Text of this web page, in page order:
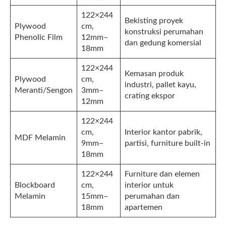
Plywood
Phenolic Film
122×244
cm,
12mm–
18mm
Bekisting proyek
konstruksi perumahan
dan gedung komersial
Plywood
Meranti/Sengon
122×244
cm,
3mm–
12mm
Kemasan produk
industri, pallet kayu,
crating ekspor
MDF Melamin
122×244
cm,
9mm–
18mm
Interior kantor pabrik,
partisi, furniture built-in
Blockboard
Melamin
122×244
cm,
15mm–
18mm
Furniture dan elemen
interior untuk
perumahan dan
apartemen